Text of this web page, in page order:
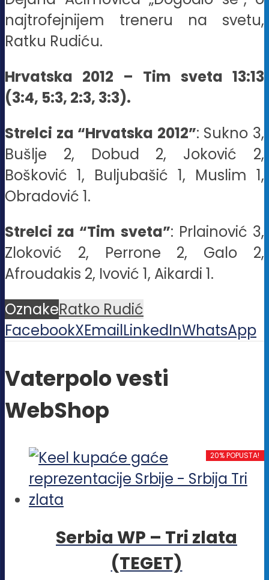
najtrofejnijem treneru na svetu,
Ratku Rudiću.
Hrvatska 2012 – Tim sveta 13:13
(3:4, 5:3, 2:3, 3:3).
Strelci za “Hrvatska 2012”: Sukno 3,
Bušlje 2, Dobud 2, Joković 2,
Bošković 1, Buljubašić 1, Muslim 1,
Obradović 1.
Strelci za “Tim sveta”: Prlainović 3,
Zloković 2, Perrone 2, Galo 2,
Afroudakis 2, Ivović 1, Aikardi 1.
OznakeRatko Rudić
FacebookXEmailLinkedInWhatsApp
Vaterpolo vesti
WebShop
20% POPUSTA!
Serbia WP – Tri zlata
(TEGET)